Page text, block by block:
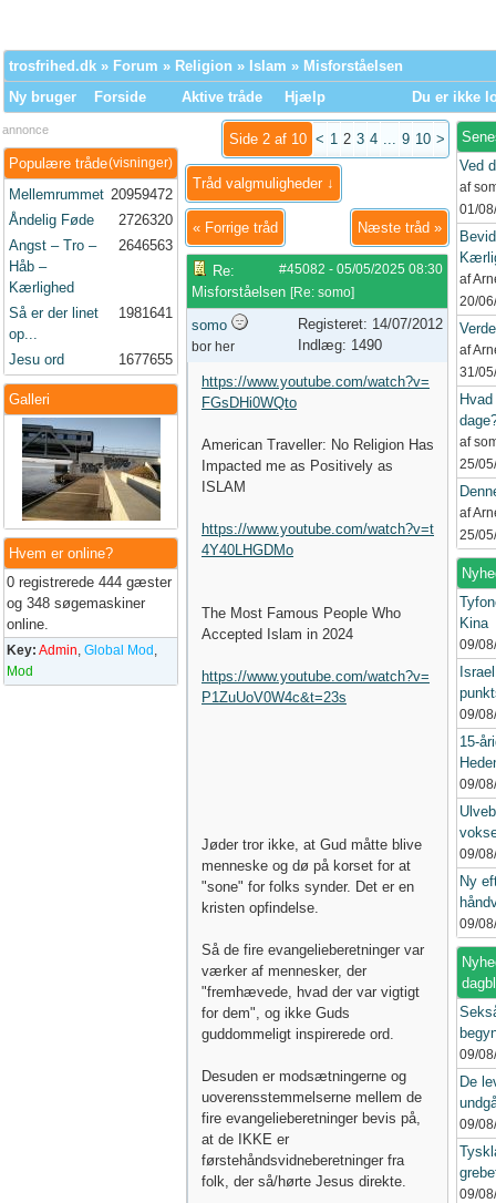
trosfrihed.dk » Forum » Religion » Islam » Misforståelsen
Ny bruger
Forside Aktive tråde Hjælp Du er ikke
annonce
(visninger)
Populære tråde
Mellemrummet 20959472
Åndelig Føde
2726320
Angst – Tro –
Håb –
Kærlighed
2646563
Så er der linet
op...
1981641
Jesu ord 1677655
Galleri
Hvem er online?
0 registrerede 444 gæster
og 348 søgemaskiner
online.
Key: Admin, Global Mod ,
Mod
Side 2 af 10 < 1 2 3 4 ... 9 10 >
Tråd valgmuligheder ↓
« Forrige tråd Næste tråd »
#45082 - 05/05/2025 08:30
Re:
Misforståelsen [Re: somo]
somo
bor her
Registeret: 14/07/2012
Indlæg: 1490
https://www.youtube.com/watch?v=
FGsDHi0WQto
American Traveller: No Religion Has
Impacted me as Positively as
ISLAM
https://www.youtube.com/watch?v=t
4Y40LHGDMo
The Most Famous People Who
Accepted Islam in 2024
https://www.youtube.com/watch?v=
P1ZuUoV0W4c&t=23s
Jøder tror ikke, at Gud måtte blive
menneske og dø på korset for at
"sone" for folks synder. Det er en
kristen opfindelse.
Så de fire evangelieberetninger var
værker af mennesker, der
"fremhævede, hvad der var vigtigt
for dem", og ikke Guds
guddommeligt inspirerede ord.
Desuden er modsætningerne og
uoverensstemmelserne mellem de
fire evangelieberetninger bevis på,
at de IKKE er
førstehåndsvidneberetninger fra
folk, der så/hørte Jesus direkte.
Ved
af
01/
af
20/
af
31/
af
25/
af
25/
Kina
09/
09/
15-
09/
09/
Ny
09/
09/
De
09/
09/